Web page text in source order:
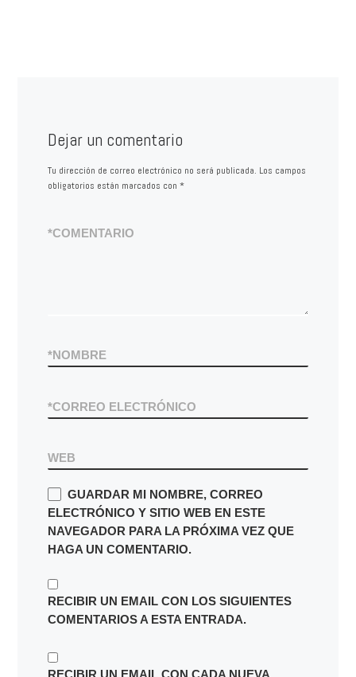
Dejar un comentario
Tu dirección de correo electrónico no será publicada. Los campos
obligatorios están marcados con *
COMENTARIO
*
NOMBRE
*
CORREO ELECTRÓNICO
*
WEB
GUARDAR MI NOMBRE, CORREO
ELECTRÓNICO Y SITIO WEB EN ESTE
NAVEGADOR PARA LA PRÓXIMA VEZ QUE
HAGA UN COMENTARIO.
RECIBIR UN EMAIL CON LOS SIGUIENTES
COMENTARIOS A ESTA ENTRADA.